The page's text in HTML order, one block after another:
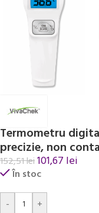
Termometru
precizie, non
152,51lei101,67 lei
În stoc
-
+
Alternative: